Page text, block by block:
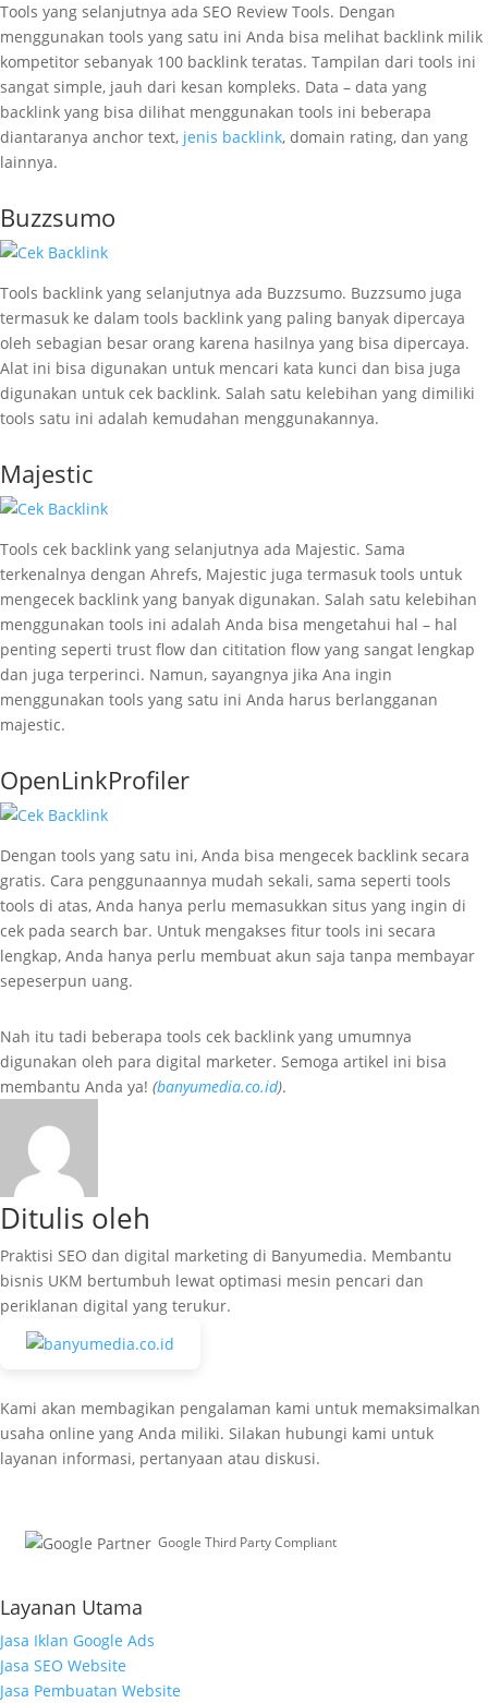
Tools yang selanjutnya ada SEO Review Tools. Dengan
menggunakan tools yang satu ini Anda bisa melihat backlink milik
kompetitor sebanyak 100 backlink teratas. Tampilan dari tools ini
sangat simple, jauh dari kesan kompleks. Data – data yang
backlink yang bisa dilihat menggunakan tools ini beberapa
diantaranya anchor text, jenis backlink, domain rating, dan yang
lainnya.
Buzzsumo
Tools backlink yang selanjutnya ada Buzzsumo. Buzzsumo juga
termasuk ke dalam tools backlink yang paling banyak dipercaya
oleh sebagian besar orang karena hasilnya yang bisa dipercaya.
Alat ini bisa digunakan untuk mencari kata kunci dan bisa juga
digunakan untuk cek backlink. Salah satu kelebihan yang dimiliki
tools satu ini adalah kemudahan menggunakannya.
Majestic
Tools cek backlink yang selanjutnya ada Majestic. Sama
terkenalnya dengan Ahrefs, Majestic juga termasuk tools untuk
mengecek backlink yang banyak digunakan. Salah satu kelebihan
menggunakan tools ini adalah Anda bisa mengetahui hal – hal
penting seperti trust flow dan cititation flow yang sangat lengkap
dan juga terperinci. Namun, sayangnya jika Ana ingin
menggunakan tools yang satu ini Anda harus berlangganan
majestic.
OpenLinkProfiler
Dengan tools yang satu ini, Anda bisa mengecek backlink secara
gratis. Cara penggunaannya mudah sekali, sama seperti tools
tools di atas, Anda hanya perlu memasukkan situs yang ingin di
cek pada search bar. Untuk mengakses fitur tools ini secara
lengkap, Anda hanya perlu membuat akun saja tanpa membayar
sepeserpun uang.
Nah itu tadi beberapa tools cek backlink yang umumnya
digunakan oleh para digital marketer. Semoga artikel ini bisa
membantu Anda ya! (banyumedia.co.id).
Ditulis oleh
Praktisi SEO dan digital marketing di Banyumedia. Membantu
bisnis UKM bertumbuh lewat optimasi mesin pencari dan
periklanan digital yang terukur.
Kami akan membagikan pengalaman kami untuk memaksimalkan
usaha online yang Anda miliki. Silakan hubungi kami untuk
layanan informasi, pertanyaan atau diskusi.
Google Third Party Compliant
Layanan Utama
Jasa Iklan Google Ads
Jasa SEO Website
Jasa Pembuatan Website